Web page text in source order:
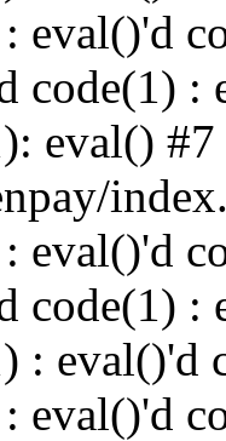
eval()'d
code(1) :
eval() #7
eval()'d
code(1) :
: eval()'d
eval()'d